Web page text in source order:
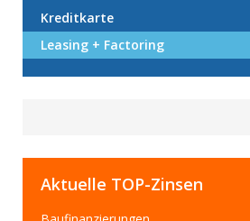
Kreditkarte
Leasing + Factoring
Aktuelle TOP-Zinsen